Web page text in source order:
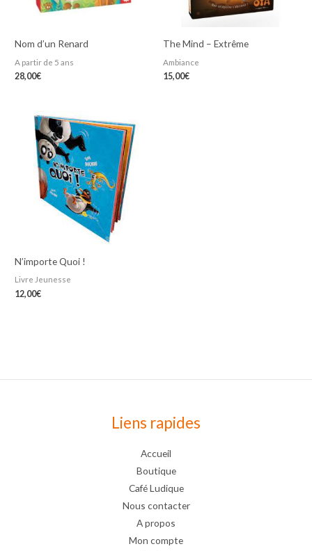
Nom d’un Renard
A partir de 5 ans
28,00€
The Mind – Extrême
Ambiance
15,00€
N’importe Quoi !
Livre Jeunesse
12,00€
Liens rapides
Accueil
Boutique
Café Ludique
Nous contacter
A propos
Mon compte